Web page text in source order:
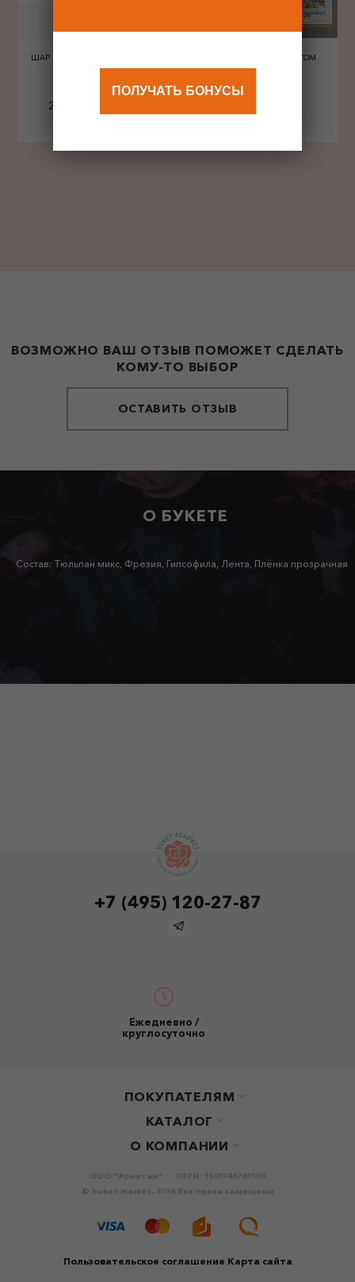
ШАР ШЕЛКОГРАФИЯ СЕРДЦА
КРАСНЫЕ
240 Р
ОТКРЫТКА С КОНВЕРТОМ
ВОЗМОЖНО ВАШ ОТЗЫВ ПОМОЖЕТ СДЕЛАТЬ
КОМУ-ТО ВЫБОР
ОСТАВИТЬ ОТЗЫВ
О БУКЕТЕ
Состав: Тюльпан микс, Фрезия, Гипсофила, Лента, Плёнка прозрачная
+7 (495) 120-27-87
Ежедневно /
круглосуточно
ПОКУПАТЕЛЯМ
КАТАЛОГ
О КОМПАНИИ
Пользовательское соглашение Карта сайта
ООО "Эрмитаж".
ОГРН: 1107746761550
© buket.market, 2024 Все права защищены
ПОЛУЧАТЬ БОНУСЫ